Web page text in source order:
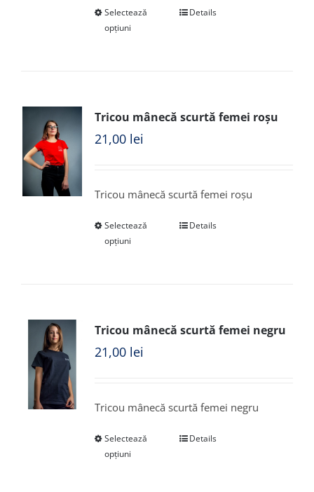
Selectează
opțiuni
Details
Tricou mânecă scurtă femei roșu
21,00 lei
Tricou mânecă scurtă femei roșu
Selectează
opțiuni
Details
Tricou mânecă scurtă femei negru
21,00 lei
Tricou mânecă scurtă femei negru
Selectează
opțiuni
Details